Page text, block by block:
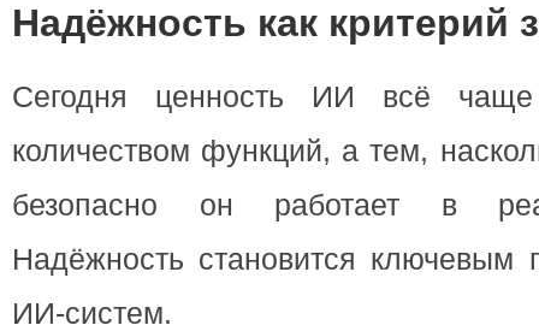
Надёжность как критерий
Сегодня ценность ИИ всё чаще
количеством функций, а тем,
безопасно он работает в
Надёжность становится ключевым
ИИ-систем.